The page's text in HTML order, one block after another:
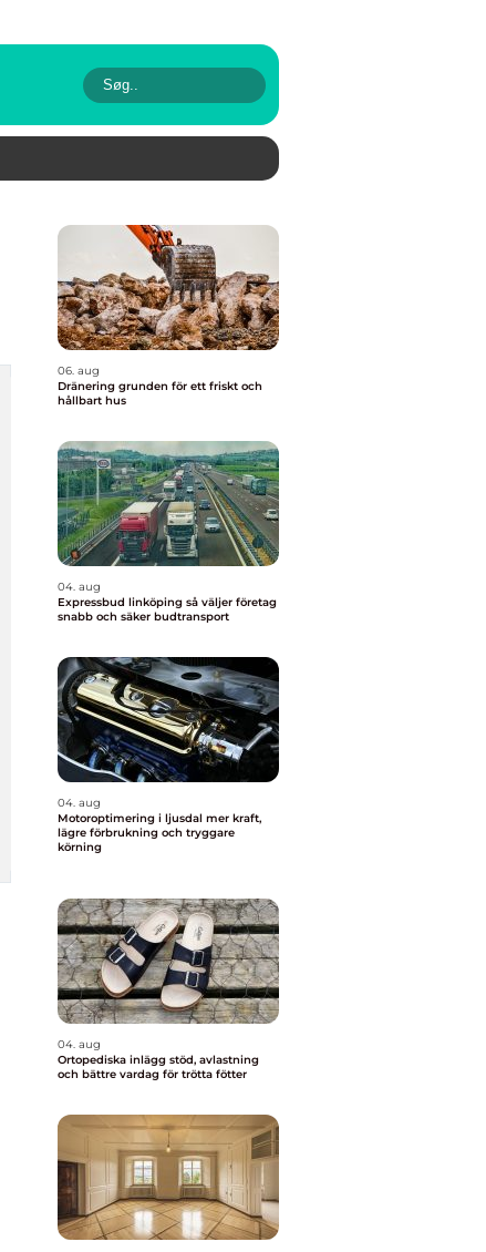
06. aug
Dränering grunden för ett friskt och
hållbart hus
04. aug
Expressbud linköping så väljer företag
snabb och säker budtransport
04. aug
Motoroptimering i ljusdal mer kraft,
lägre förbrukning och tryggare
körning
04. aug
Ortopediska inlägg stöd, avlastning
och bättre vardag för trötta fötter